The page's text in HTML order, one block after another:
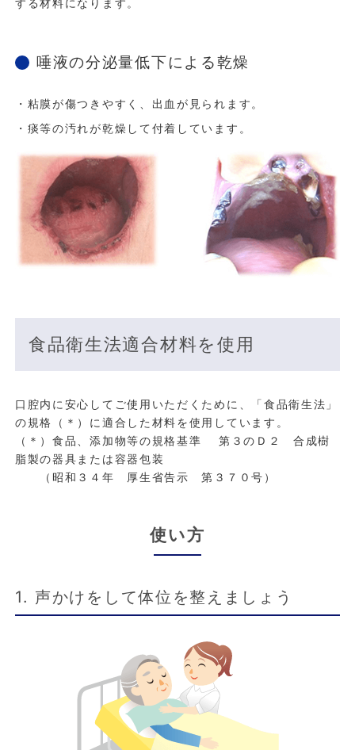
する材料になります。
唾液の分泌量低下による乾燥
・粘膜が傷つきやすく、出血が見られます。
・痰等の汚れが乾燥して付着しています。
食品衛生法適合材料を使用
口腔内に安心してご使用いただくために、「食品衛生法」
の規格（＊）に適合した材料を使用しています。
（＊）食品、添加物等の規格基準 第３のＤ２ 合成樹
脂製の器具または容器包装
（昭和３４年 厚生省告示 第３７０号）
使い方
1. 声かけをして体位を整えましょう